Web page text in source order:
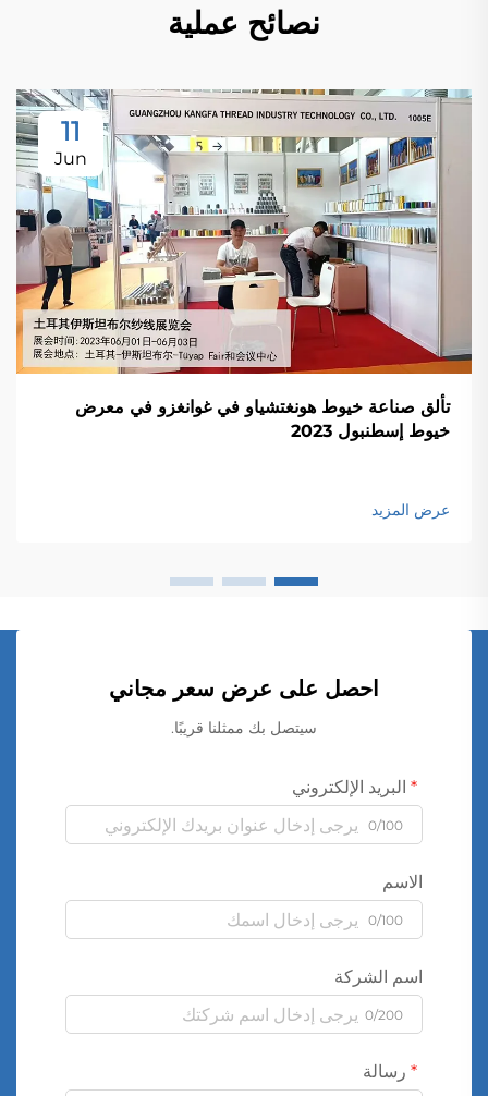
نصائح عملية
11
Jun
تألق صناعة خيوط هونغتشياو في غوانغزو في معرض
خيوط إسطنبول 2023
عرض المزيد
احصل على عرض سعر مجاني
سيتصل بك ممثلنا قريبًا.
البريد الإلكتروني
0/100
الاسم
0/100
اسم الشركة
0/200
رسالة